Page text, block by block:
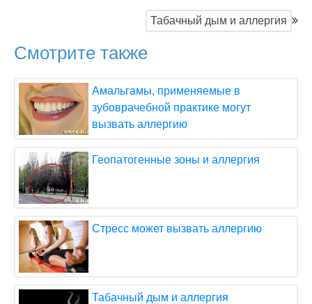
Табачный дым и аллергия
Смотрите также
Амальгамы, применяемые в
зубоврачебной практике могут
вызвать аллергию
Геопатогенные зоны и аллергия
Стресс может вызвать аллергию
Табачный дым и аллергия